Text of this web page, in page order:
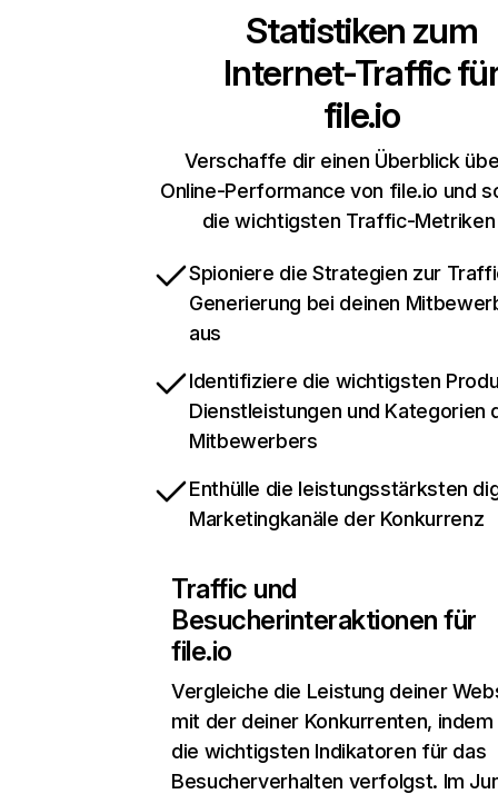
Statistiken zum
Internet-Traffic
file.io
Verschaffe dir einen Überblick
Online-Performance von file.io und
die wichtigsten Traffic-Metriken
Spioniere die Strategien zur
Generierung bei deinen
aus
Identifiziere die wichtigsten
Dienstleistungen und Kategorien
Mitbewerbers
Enthülle die leistungsstärksten
Marketingkanäle der Konkurrenz
Traffic und
Besucherinteraktionen für
file.io
Vergleiche die Leistung deiner
mit der deiner Konkurrenten, indem
die wichtigsten Indikatoren für das
Besucherverhalten verfolgst. Im